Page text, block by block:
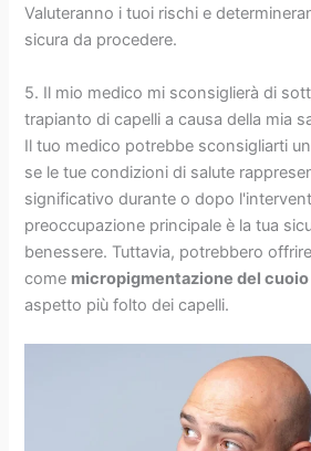
Valuteranno i tuoi rischi e
sicura da procedere.
5. Il mio medico mi sconsiglierà di
trapianto di capelli a causa della mia
Il tuo medico potrebbe sconsigliarti
se le tue condizioni di salute
significativo durante o dopo
preoccupazione principale è la tua
benessere. Tuttavia, potrebbero
come micropigmentazione del
aspetto più folto dei capelli.